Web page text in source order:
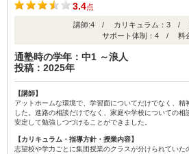
3.4点
講師:4 / カリキュラム：3
サポート体制：4 / 料
通塾時の学年：中1 ～浪人
投稿：2025年
【講師】
アットホームな環境で、学習面についてだけでなく、精
した。進路の相談だけでなく、家庭や学校についての
安定して勉強しつづけることができました。
【カリキュラム・指導方針・授業内容】
志望校や学力ごとに集団授業のクラスが分けられていた